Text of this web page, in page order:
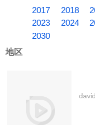
2017
2018
2023
2024
2030
地区